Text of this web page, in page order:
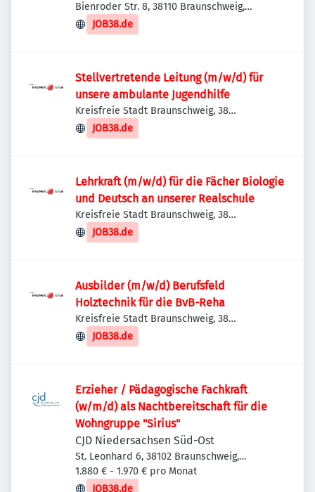
Braunschweig Nord
Bienroder Str. 8, 38110 Braunschweig,
Deutschland
JOB38.de
Stellvertretende Leitung (m/w/d) für
unsere ambulante Jugendhilfe
Kreisfreie Stadt Braunschweig, 38
Braunschweig, Deutschland
JOB38.de
Lehrkraft (m/w/d) für die Fächer Biologie
und Deutsch an unserer Realschule
Kreisfreie Stadt Braunschweig, 38
Braunschweig, Deutschland
JOB38.de
Ausbilder (m/w/d) Berufsfeld
Holztechnik für die BvB-Reha
Kreisfreie Stadt Braunschweig, 38
Braunschweig, Deutschland
JOB38.de
Erzieher / Pädagogische Fachkraft
(w/m/d) als Nachtbereitschaft für die
Wohngruppe "Sirius"
CJD Niedersachsen Süd-Ost
St. Leonhard 6, 38102 Braunschweig,
Deutschland
1.880 € - 1.970 € pro Monat
JOB38.de